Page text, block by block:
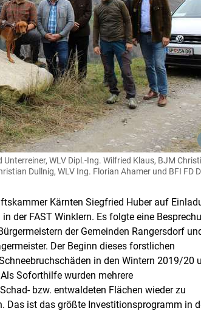
Skip to main content
WLV Dipl.-Ing. Wilfried Klaus, BJM
Dullnig, WLV Ing. Florian Ahamer und BFI FD
Kärnten Siegfried Huber auf
der FAST Winklern. Es folgte eine
der Gemeinden Rangersdorf
Der Beginn dieses forstlichen
in den Wintern 2019/​20
Soforthilfe wurden mehrere
bzw. entwaldeten Flächen wieder zu
Das ist das größte Investitionsprogramm in